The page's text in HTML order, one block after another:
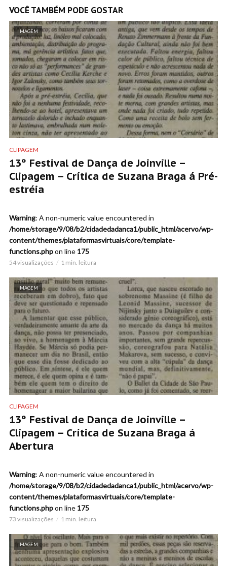
VOCÊ TAMBÉM PODE GOSTAR
IMAGEM
CLIPAGEM
13º Festival de Dança de Joinville –
Clipagem – Crítica de Suzana Braga á Pré-
estréia
Warning: A non-numeric value encountered in
/home/storage/9/08/b2/cidadedadanca1/public_html/acervo/wp-
content/themes/plataformasvirtuais/core/template-
functions.phpon line 175
54 visualizações 1 min. leitura
IMAGEM
CLIPAGEM
13º Festival de Dança de Joinville –
Clipagem – Crítica de Suzana Braga á
Abertura
Warning: A non-numeric value encountered in
/home/storage/9/08/b2/cidadedadanca1/public_html/acervo/wp-
content/themes/plataformasvirtuais/core/template-
functions.phpon line 175
73 visualizações 1 min. leitura
IMAGEM